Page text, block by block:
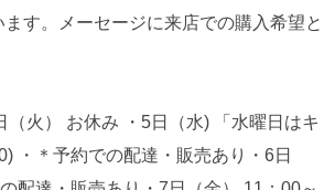
す。メーセージに来店での購入希望と
火） お休み ・5日（水) 「水曜日はキ
・＊予約での配達・販売あり・6日